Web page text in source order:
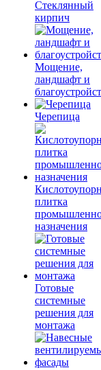
Cтеклянный
кирпич
Мощение,
ландшафт и
Черепица
плитка
назначения
Готовые
системные
решения для
монтажа